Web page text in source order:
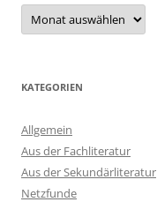
Archiv
KATEGORIEN
Allgemein
Aus der Fachliteratur
Aus der Sekundärliteratur
Netzfunde